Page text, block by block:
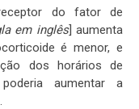
do fator de
em inglês] aumenta
é menor, e
dos horários de
aumentar a